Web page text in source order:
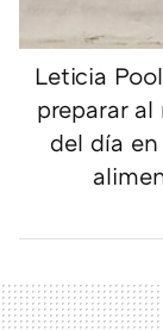
Leticia
preparar al
del día